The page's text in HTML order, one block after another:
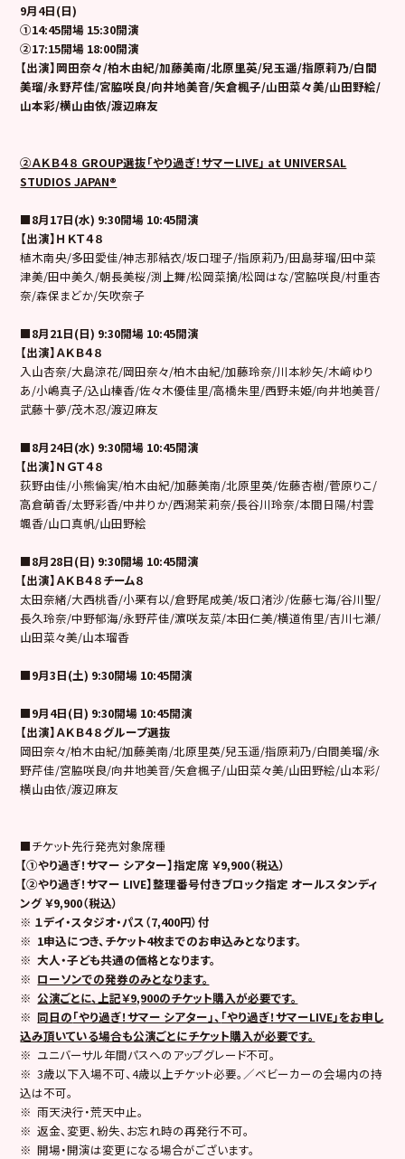
9月4日(日)
①14:45開場 15:30開演
②17:15開場 18:00開演
【出演】岡田奈々/柏木由紀/加藤美南/北原里英/兒玉遥/指原莉乃/白間
美瑠/永野芹佳/宮脇咲良/向井地美音/矢倉楓子/山田菜々美/山田野絵/
山本彩/横山由依/渡辺麻友
②ＡＫＢ４８ GROUP選抜「やり過ぎ！サマーLIVE」 at UNIVERSAL
STUDIOS JAPAN®
■8月17日(水) 9:30開場 10:45開演
【出演】ＨＫＴ４８
植木南央/多田愛佳/神志那結衣/坂口理子/指原莉乃/田島芽瑠/田中菜
津美/田中美久/朝長美桜/渕上舞/松岡菜摘/松岡はな/宮脇咲良/村重杏
奈/森保まどか/矢吹奈子
■8月21日(日) 9:30開場 10:45開演
【出演】ＡＫＢ４８
入山杏奈/大島涼花/岡田奈々/柏木由紀/加藤玲奈/川本紗矢/木﨑ゆり
あ/小嶋真子/込山榛香/佐々木優佳里/高橋朱里/西野未姫/向井地美音/
武藤十夢/茂木忍/渡辺麻友
■8月24日(水) 9:30開場 10:45開演
【出演】ＮＧＴ４８
荻野由佳/小熊倫実/柏木由紀/加藤美南/北原里英/佐藤杏樹/菅原りこ/
高倉萌香/太野彩香/中井りか/西潟茉莉奈/長谷川玲奈/本間日陽/村雲
颯香/山口真帆/山田野絵
■8月28日(日) 9:30開場 10:45開演
【出演】ＡＫＢ４８チーム８
太田奈緒/大西桃香/小栗有以/倉野尾成美/坂口渚沙/佐藤七海/谷川聖/
長久玲奈/中野郁海/永野芹佳/濵咲友菜/本田仁美/横道侑里/吉川七瀬/
山田菜々美/山本瑠香
■9月3日(土) 9:30開場 10:45開演
■9月4日(日) 9:30開場 10:45開演
【出演】ＡＫＢ４８グループ選抜
岡田奈々/柏木由紀/加藤美南/北原里英/兒玉遥/指原莉乃/白間美瑠/永
野芹佳/宮脇咲良/向井地美音/矢倉楓子/山田菜々美/山田野絵/山本彩/
横山由依/渡辺麻友
■チケット先行発売対象席種
【①やり過ぎ！サマー シアター】指定席 ￥9,900（税込）
【②やり過ぎ！サマー LIVE】整理番号付きブロック指定 オールスタンディ
ング ￥9,900（税込）
※ １デイ・スタジオ・パス（7,400円）付
※ 1申込につき、チケット4枚までのお申込みとなります。
※大人・子ども共通の価格となります。
※ ローソンでの発券のみとなります。
※公演ごとに、上記￥9,900のチケット購入が必要です。
※ 同日の「やり過ぎ！サマー シアター」、 「やり過ぎ！サマーLIVE」をお申し
込み頂いている場合も公演ごとにチケット購入が必要です。
※ ユニバーサル年間パスへのアップグレード不可。
※ 3歳以下入場不可、4歳以上チケット必要。／ベビーカーの会場内の持
込は不可。
※ 雨天決行・荒天中止。
※ 返金、変更、紛失、お忘れ時の再発行不可。
※ 開場・開演は変更になる場合がございます。